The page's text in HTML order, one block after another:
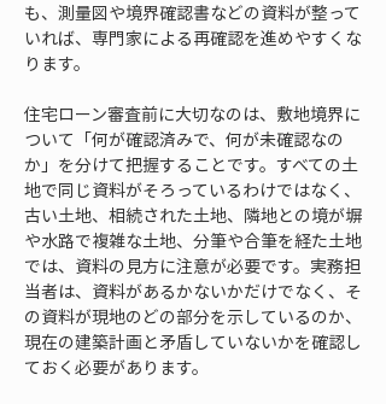
も、測量図や境界確認書などの資料が整って
いれば、専門家による再確認を進めやすくな
ります。
住宅ローン審査前に大切なのは、敷地境界に
ついて「何が確認済みで、何が未確認なの
か」を分けて把握することです。すべての土
地で同じ資料がそろっているわけではなく、
古い土地、相続された土地、隣地との境が塀
や水路で複雑な土地、分筆や合筆を経た土地
では、資料の見方に注意が必要です。実務担
当者は、資料があるかないかだけでなく、そ
の資料が現地のどの部分を示しているのか、
現在の建築計画と矛盾していないかを確認し
ておく必要があります。